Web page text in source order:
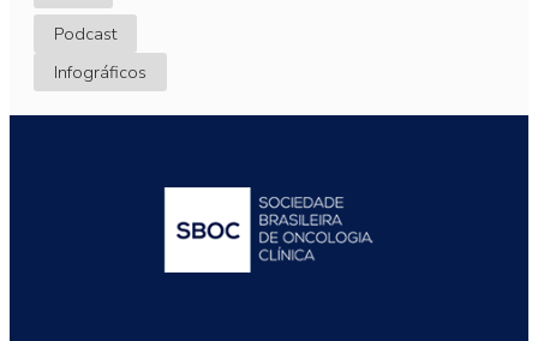
Podcast
Infográficos